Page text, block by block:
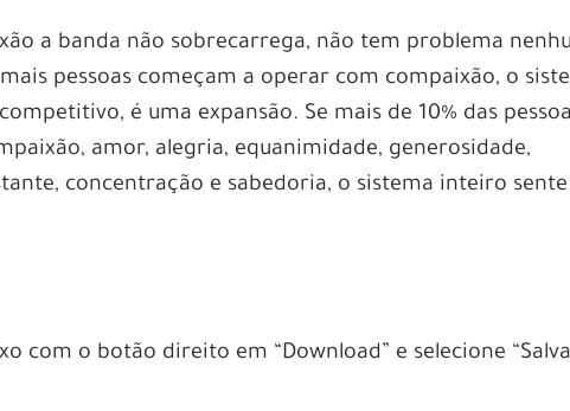
a banda não sobrecarrega, não tem problema
pessoas começam a operar com compaixão, o
é uma expansão. Se mais de 10% das
amor, alegria, equanimidade, generosidade,
concentração e sabedoria, o sistema inteiro
com o botão direito em “Download” e selecione